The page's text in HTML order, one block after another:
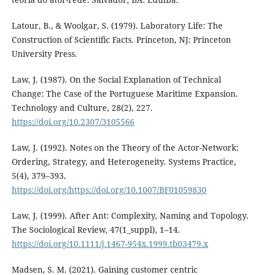
Latour, B., & Woolgar, S. (1979). Laboratory Life: The
Construction of Scientific Facts. Princeton, NJ: Princeton
University Press.
Law, J. (1987). On the Social Explanation of Technical
Change: The Case of the Portuguese Maritime Expansion.
Technology and Culture, 28(2), 227.
https://doi.org/10.2307/3105566
Law, J. (1992). Notes on the Theory of the Actor-Network:
Ordering, Strategy, and Heterogeneity. Systems Practice,
5(4), 379–393.
https://doi.org/https://doi.org/10.1007/BF01059830
Law, J. (1999). After Ant: Complexity, Naming and Topology.
The Sociological Review, 47(1_suppl), 1–14.
https://doi.org/10.1111/j.1467-954x.1999.tb03479.x
Madsen, S. M. (2021). Gaining customer centric